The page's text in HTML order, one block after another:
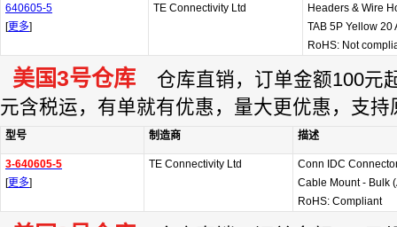
640605-5
[更多]
TE Connectivity Ltd
Headers & Wire
TAB 5P Yellow 20
RoHS: Not
美国3号仓库 仓库直销，订单金额100元
元含税运，有单就有优惠，量大更优惠，支持
型号 制造商 描述
3-640605-5
[更多]
TE Connectivity Ltd
Conn IDC
Cable Mount - Bulk
RoHS: Compliant